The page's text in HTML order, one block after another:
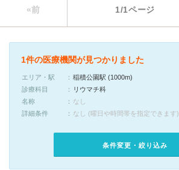
«前 1/1ページ
1件の医療機関が見つかりました
エリア・駅
稲積公園駅 (1000m)
診療科目
リウマチ科
名称
なし
詳細条件
なし (曜日や時間帯を指定できます)
条件変更・絞り込み